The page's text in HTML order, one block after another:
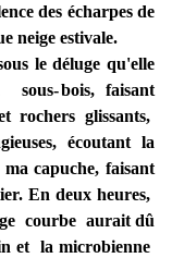
des écharpes de
neige estivale.
le déluge qu'elle
sous-bois,
faisant
rochers glissants,
écoutantla
macapuche,faisant
En deux heures,
courbe aurait dû
et la microbienne